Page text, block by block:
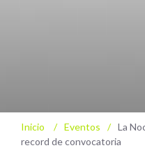
Inicio / Eventos / La
record de convocatoria